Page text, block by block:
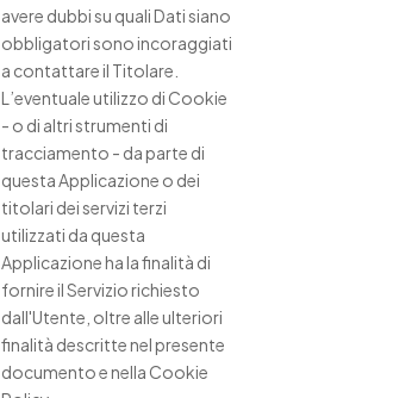
avere dubbi su quali Dati siano
obbligatori sono incoraggiati
a contattare il Titolare.
L’eventuale utilizzo di Cookie
- o di altri strumenti di
tracciamento - da parte di
questa Applicazione o dei
titolari dei servizi terzi
utilizzati da questa
Applicazione ha la finalità di
fornire il Servizio richiesto
dall'Utente, oltre alle ulteriori
finalità descritte nel presente
documento e nella Cookie